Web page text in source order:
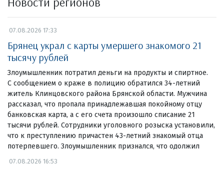
07.08.2026 17:33
Брянец украл с карты умершего знакомого 21
тысячу рублей
Злоумышленник потратил деньги на продукты и спиртное.
С сообщением о краже в полицию обратился 34-летний
житель Клинцовского района Брянской области. Мужчина
рассказал, что пропала принадлежавшая покойному отцу
банковская карта, а с его счета произошло списание 21
тысячи рублей. Сотрудники уголовного розыска установили,
что к преступлению причастен 43-летний знакомый отца
потерпевшего. Злоумышленник признался, что одолжил
07.08.2026 16:53